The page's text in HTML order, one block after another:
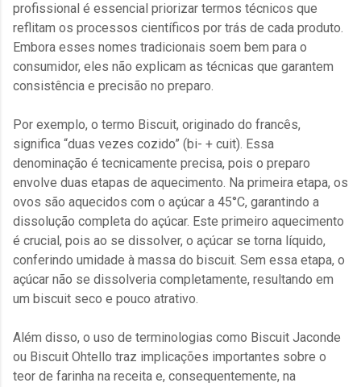
profissional é essencial priorizar termos técnicos que
reflitam os processos científicos por trás de cada produto.
Embora esses nomes tradicionais soem bem para o
consumidor, eles não explicam as técnicas que garantem
consistência e precisão no preparo.
Por exemplo, o termo Biscuit, originado do francês,
significa “duas vezes cozido” (bi- + cuit). Essa
denominação é tecnicamente precisa, pois o preparo
envolve duas etapas de aquecimento. Na primeira etapa, os
ovos são aquecidos com o açúcar a 45°C, garantindo a
dissolução completa do açúcar. Este primeiro aquecimento
é crucial, pois ao se dissolver, o açúcar se torna líquido,
conferindo umidade à massa do biscuit. Sem essa etapa, o
açúcar não se dissolveria completamente, resultando em
um biscuit seco e pouco atrativo.
Além disso, o uso de terminologias como Biscuit Jaconde
ou Biscuit Ohtello traz implicações importantes sobre o
teor de farinha na receita e, consequentemente, na